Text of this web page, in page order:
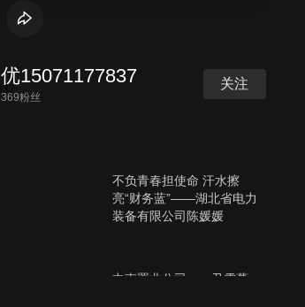
优15071177837
369粉丝
关注
不负青春担使命 汗水擦
亮“财务蓝”——湖北省电力
装备有限公司陈媛媛
中南置业公司——尹雪蔓